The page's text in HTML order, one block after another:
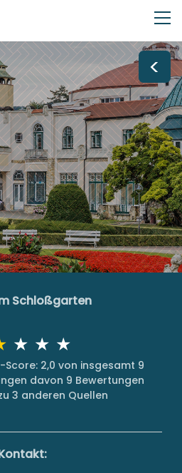
<
Schloßgarten
Score: 2,0 von insgesamt 9
davon 9 Bewertungen
3 anderen Quellen